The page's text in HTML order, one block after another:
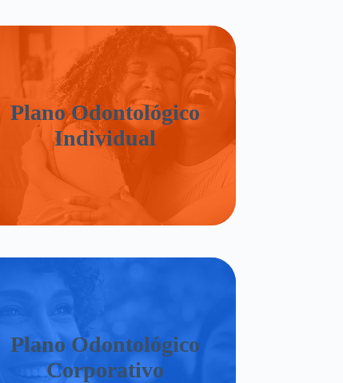
Plano Odontológico
Individual
Plano Odontológico
Corporativo